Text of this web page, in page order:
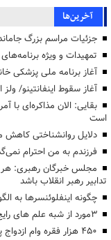
آخرین‌ها
جزئیات مراسم بزرگ
تمهیدات و ویژه
آغاز برنامه ملی پزشکی خانواده در ۲۰ شهر فاز دوم با
آغاز سقوط اینفانتینو/
بقایی: الان مذاکره‌ای با
است
دلایل روانشناختی کاهش
فرزندم به من احترام نمی‌گذارد؛ ۵ راهکار عملی برای معکوس
مجلس خبرگان رهبری: هر
تدابیر رهبر انقلاب باشد
چگونه اینفلوئنسرها به
3مورد از شبه علم های رایج در صفحات سلامت +اینفوگرافی
۴۵۰ هزار فقره وام ازدواج پرداخت خواهد شد